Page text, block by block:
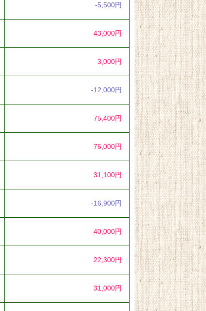
-5,500円
43,000円
3,000円
-12,000円
75,400円
76,000円
31,100円
-16,900円
40,000円
22,300円
31,000円